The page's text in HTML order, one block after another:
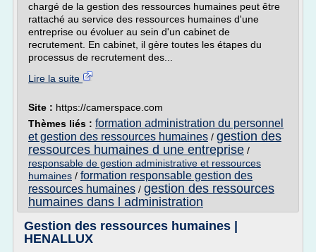
chargé de la gestion des ressources humaines peut être
rattaché au service des ressources humaines d'une
entreprise ou évoluer au sein d'un cabinet de
recrutement. En cabinet, il gère toutes les étapes du
processus de recrutement des...
Lire la suite
Site : https://camerspace.com
Thèmes liés : formation administration du personnel
et gestion des ressources humaines / gestion des
ressources humaines d une entreprise /
responsable de gestion administrative et ressources
humaines / formation responsable gestion des
ressources humaines / gestion des ressources
humaines dans l administration
Gestion des ressources humaines |
HENALLUX